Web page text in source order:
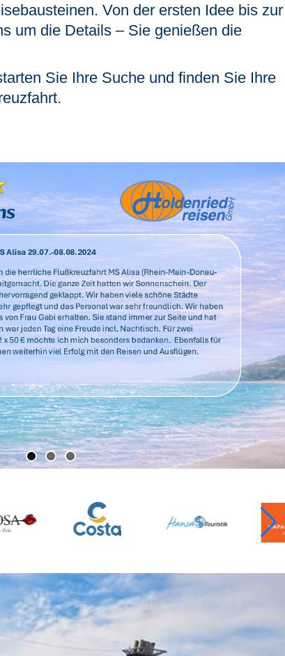
Von der ersten Idee bis zur
um die Details – Sie genießen die
Sie Ihre Suche und finden Sie Ihre